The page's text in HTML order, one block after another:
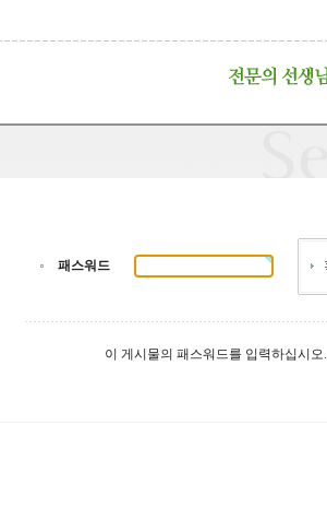
패스워드
이 게시물의 패스워드를 입력하십시오.